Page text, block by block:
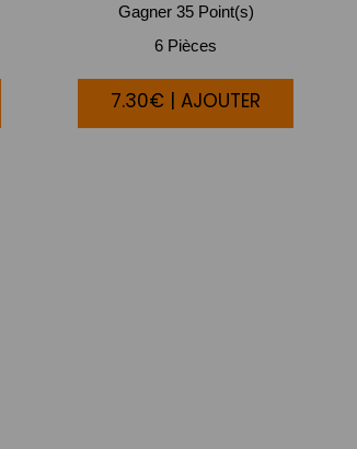
Gagner 35 Point(s)
6 Pièces
7.30€ | AJOUTER